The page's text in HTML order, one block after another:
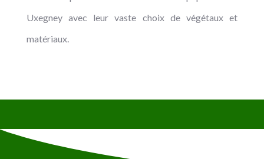
Uxegney avec leur vaste choix de végétaux et
matériaux.